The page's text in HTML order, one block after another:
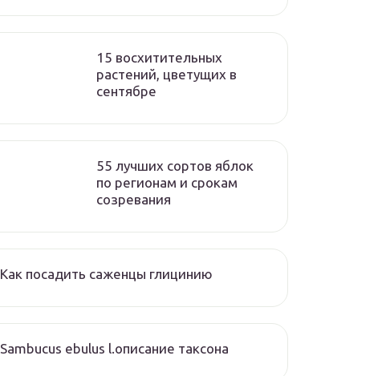
15 восхитительных
растений, цветущих в
сентябре
55 лучших сортов яблок
по регионам и срокам
созревания
Как посадить саженцы глицинию
Sambucus ebulus l.описание таксона